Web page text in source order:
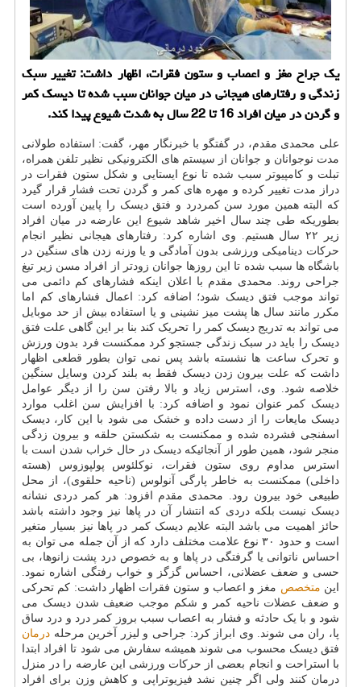
یك جراح مغز و اعصاب و ستون فقرات، اظهار داشت: تغییر سبك
زندگی و رفتارهای هیجانی در میان جوانان سبب شده تا دیسك كمر
و گردن در میان افراد 16 تا 22 سال به شدت شیوع پیدا كند.
علی محمدی مقدم، در گفتگو با خبرنگار مهر، گفت: استفاده طولانی
مدت نوجوانان و جوانان از سیستم های الکترونیکی نظیر تلفن همراه،
تبلت و کامپیوتر سبب شده تا نوع ایستایی و شکل ستون فقرات در
دراز مدت تغییر کرده و مهره های کمر و گردن تحت فشار قرار گیرد
که البته همین مورد سن کمردرد و فتق دیسک را پایین آورده است
بطوریکه طی چند سال اخیر شاهد شیوع این عارضه در میان افراد
زیر ۲۲ سال هستیم. وی اشاره کرد: رفتارهای هیجانی نظیر انجام
حرکات دینامیکی ورزشی بدون آمادگی و یا وزنه زدن های سنگین در
باشگاه ها سبب شده تا این روزها جوانان زودتر از افراد مسن زیر تیغ
جراحی روند. محمدی مقدم با اعلان اینکه فشارهای کم دائمی می
تواند موجب فتق دیسک شود؛ اضافه کرد: اعمال فشارهای کم اما
مکرر مانند سال ها پشت میز نشینی و یا استفاده بیش از حد موبایل
می تواند به تدریج دیسک کمر را تحریک کند بنا بر این گاهی علت فتق
دیسک را باید در سبک زندگی جستجو کرد ممکنست فرد بدون ورزش
و تحرک ساعت ها نشسته باشد پس نمی توان بطور قطعی اظهار
داشت که علت بیرون زدن دیسک فقط به بلند کردن وسایل سنگین
خلاصه شود. وی، استرس زیاد و بالا رفتن سن را از دیگر عوامل
دیسک کمر عنوان نمود و اضافه کرد: با افزایش سن اغلب موارد
دیسک مایعات را از دست داده و خشک می شود با این کار، دیسک
اسفنجی فشرده شده و ممکنست به شکستن حلقه و بیرون زدگی
منجر شود، همین طور از آنجائیکه دیسک در حال خراب شدن است با
استرس مداوم روی ستون فقرات، نوکلئوس پولپوزوس (هسته
داخلی) ممکنست به خاطر پارگی آنولوس (ناحیه حلقوی)، از محل
طبیعی خود بیرون رود. محمدی مقدم افزود: هر کمر دردی نشانه
دیسک نیست بلکه دردی که انتشار آن در پاها نیز وجود داشته باشد
حائز اهمیت می باشد البته علایم دیسک کمر در پاها نیز بسیار متغیر
است و حدود ۳۰ نوع علامت مختلف دارد که از آن جمله می توان به
احساس ناتوانی یا گرفتگی در پاها و به خصوص درد پشت زانوها، بی
حسی و ضعف عضلانی، احساس گزگز و خواب رفتگی اشاره نمود.
این متخصص مغز و اعصاب و ستون فقرات اظهار داشت: کم تحرکی
و ضعف عضلات ناحیه کمر و شکم موجب ضعیف شدن دیسک می
شود و با یک حادثه و فشار به اعصاب سبب بروز کمر درد و درد ساق
پا، ران می شوند. وی ابراز کرد: جراحی و لیزر آخرین مرحله درمان
فتق دیسک محسوب می شوند همیشه سفارش می شود تا افراد ابتدا
با استراحت و انجام بعضی از حرکات ورزشی این عارضه را در منزل
درمان کنند ولی اگر چنین نشد فیزیوتراپی و کاهش وزن برای افراد